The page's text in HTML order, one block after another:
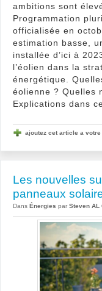
ambitions sont
Programmation
officialisée en
estimation basse,
installée d’ici à
l’éolien dans la
énergétique.
éolienne ? Quelles
Explications dans
ajoutez cet article a
Les nouvelles
panneaux
Dans Énergies par Steven AL